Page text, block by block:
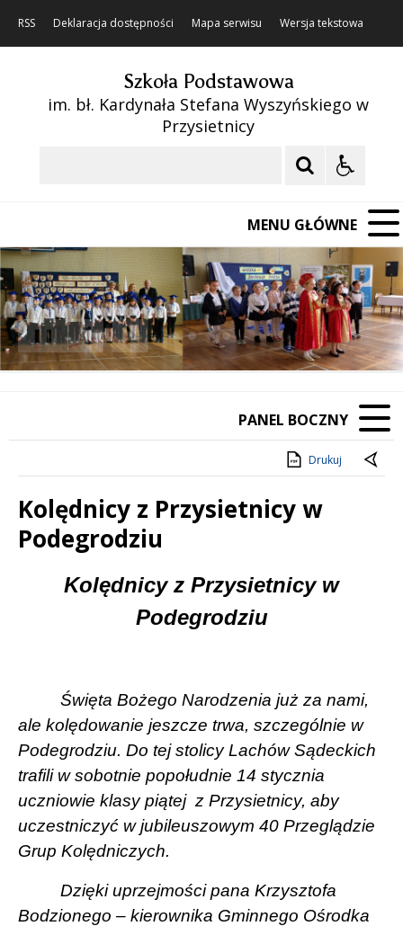
RSS Deklaracja dostępności Mapa serwisu Wersja tekstowa
Szkoła Podstawowa
im. bł. Kardynała Stefana Wyszyńskiego w
Przysietnicy
MENU GŁÓWNE
Poprzedni Element
Następny Element
❚❚
PANEL BOCZNY
Drukuj
Kolędnicy z Przysietnicy w
Podegrodziu
TreśćKolędnicy z Przysietnicy w
Podegrodziu
Święta Bożego Narodzenia już za nami,
ale kolędowanie jeszcze trwa, szczególnie w
Podegrodziu. Do tej stolicy Lachów Sądeckich
trafili w sobotnie popołudnie 14 stycznia
uczniowie klasy piątej z Przysietnicy, aby
uczestniczyć w jubileuszowym 40 Przeglądzie
Grup Kolędniczych.
Dzięki uprzejmości pana Krzysztofa
Bodzionego – kierownika Gminnego Ośrodka